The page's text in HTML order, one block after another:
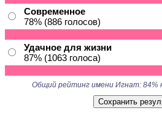
Современное
78% (886 голосов)
Удачное для жизни
87% (1063 голоса)
Общий рейтинг имени Игнат: 84%